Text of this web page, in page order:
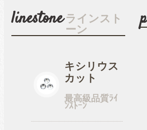
fave
linestone ラインスト
ーン
キシリウス
カット
最高級品質ﾗｲ
ﾝｽﾄｰﾝ